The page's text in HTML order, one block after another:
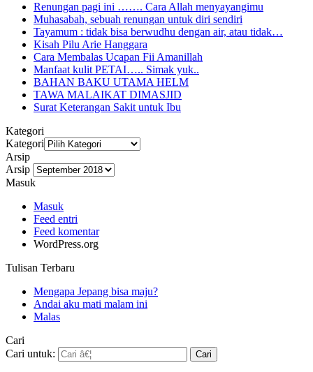
Renungan pagi ini ……. Cara Allah menyayangimu
Muhasabah, sebuah renungan untuk diri sendiri
Tayamum : tidak bisa berwudhu dengan air, atau tidak…
Kisah Pilu Arie Hanggara
Cara Membalas Ucapan Fii Amanillah
Manfaat kulit PETAI….. Simak yuk..
BAHAN BAKU UTAMA HELM
TAWA MALAIKAT DIMASJID
Surat Keterangan Sakit untuk Ibu
Kategori
Kategori
Arsip
Arsip
Masuk
Masuk
Feed entri
Feed komentar
WordPress.org
Tulisan Terbaru
Mengapa Jepang bisa maju?
Andai aku mati malam ini
Malas
Cari
Cari untuk: